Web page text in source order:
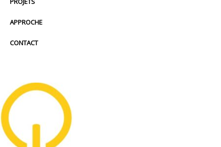
APPROCHE
CONTACT